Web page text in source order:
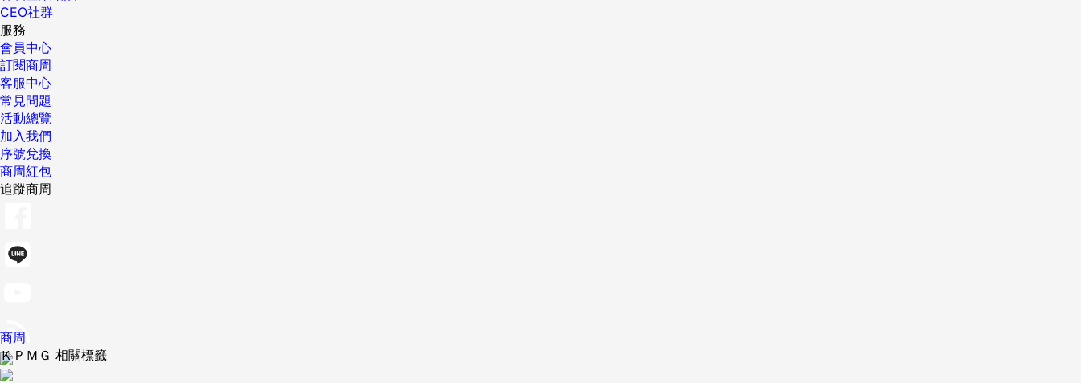
CEO社群
服務
會員中心
訂閱商周
客服中心
常見問題
活動總覽
加入我們
序號兌換
商周紅包
追蹤商周
商周
ＫＰＭＧ 相關標籤